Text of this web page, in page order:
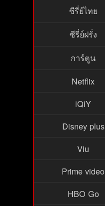
ซีรี่ย์ไทย
ซีรี่ย์ฝรั่ง
การ์ตูน
Netflix
iQiY
Disney plus
Viu
Prime video
HBO Go